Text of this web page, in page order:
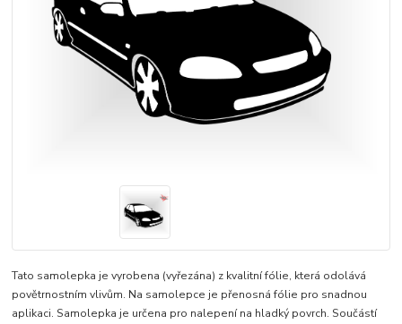
Tato samolepka je vyrobena (vyřezána) z kvalitní fólie, která odolává
povětrnostním vlivům. Na samolepce je přenosná fólie pro snadnou
aplikaci. Samolepka je určena pro nalepení na hladký povrch. Součástí